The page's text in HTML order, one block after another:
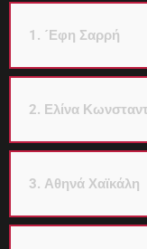
1. ´Εφη Σαρρή
2. Ελίνα
3. Αθηνά Χαϊκάλη